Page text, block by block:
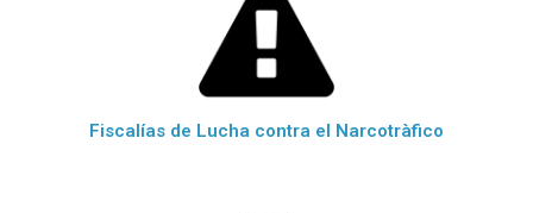
Fiscalías de Lucha contra el Narcotràfico